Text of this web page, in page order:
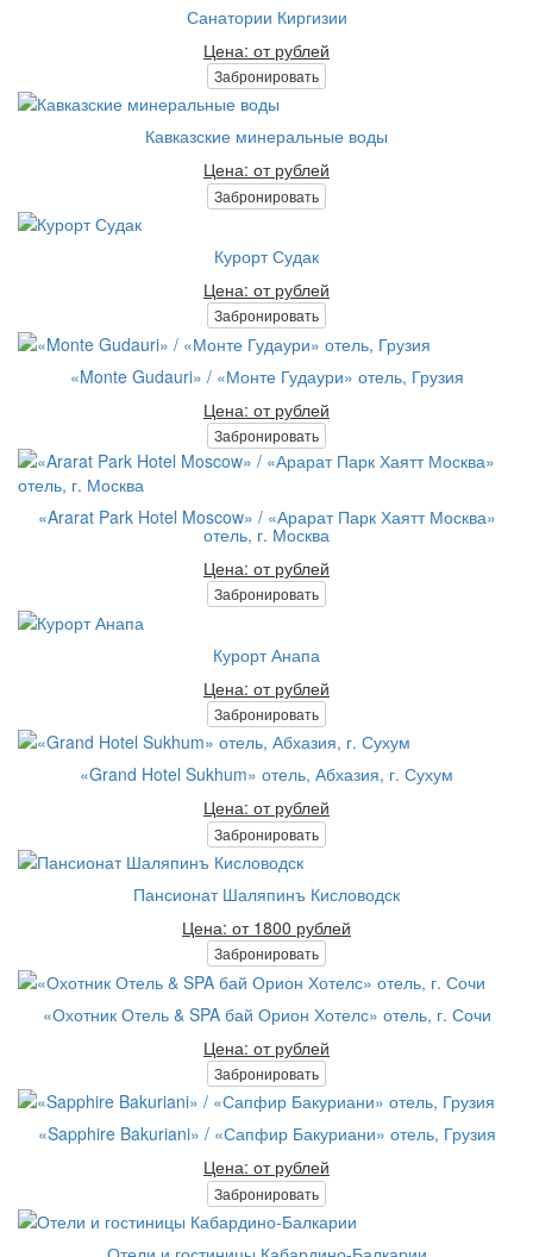
Санатории Киргизии
Цена: от рублей
Забронировать
Кавказские минеральные воды
Цена: от рублей
Забронировать
Курорт Судак
Цена: от рублей
Забронировать
«Monte Gudauri» / «Монте Гудаури» отель, Грузия
Цена: от рублей
Забронировать
«Ararat Park Hotel Moscow» / «Арарат Парк Хаятт Москва»
отель, г. Москва
Цена: от рублей
Забронировать
Курорт Анапа
Цена: от рублей
Забронировать
«Grand Hotel Sukhum» отель, Абхазия, г. Сухум
Цена: от рублей
Забронировать
Пансионат Шаляпинъ Кисловодск
Цена: от 1800 рублей
Забронировать
«Охотник Отель & SPA бай Орион Хотелс» отель, г. Сочи
Цена: от рублей
Забронировать
«Sapphire Bakuriani» / «Сапфир Бакуриани» отель, Грузия
Цена: от рублей
Забронировать